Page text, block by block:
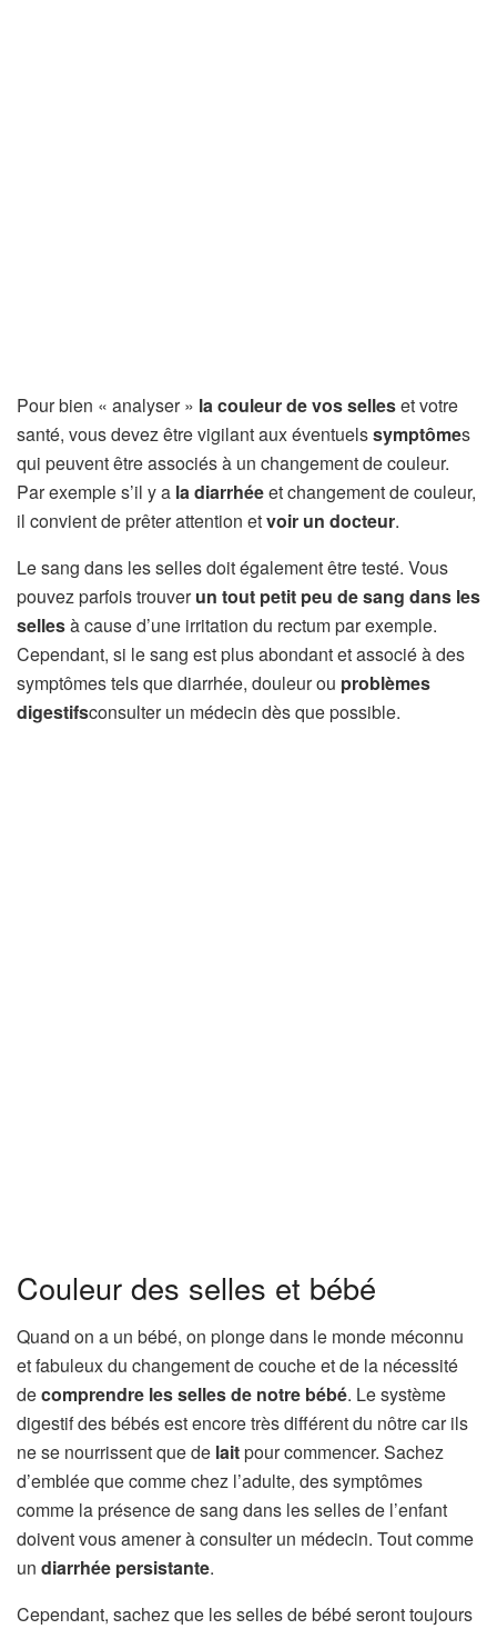
Pour bien « analyser » la couleur de vos selleset votre
santé, vous devez être vigilant aux éventuelssymptômes
qui peuvent être associés à un changement de couleur.
Par exemple s’il y a la diarrhéeet changement de couleur,
il convient de prêter attention etvoir un docteur.
Le sang dans les selles doit également être testé. Vous
pouvez parfois trouverun tout petit peu de sang dans les
sellesà cause d’une irritation du rectum par exemple.
Cependant, si le sang est plus abondant et associé à des
symptômes tels que diarrhée, douleur ou problèmes
digestifsconsulter un médecin dès que possible.
Couleur des selles et bébé
Quand on a un bébé, on plonge dans le monde méconnu
et fabuleux du changement de couche et de la nécessité
decomprendre les selles de notre bébé. Le système
digestif des bébés est encore très différent du nôtre car ils
ne se nourrissent que de laitpour commencer. Sachez
d’emblée que comme chez l’adulte, des symptômes
comme la présence de sang dans les selles de l’enfant
doivent vous amener à consulter un médecin. Tout comme
un diarrhée persistante.
Cependant, sachez que les selles de bébé seront toujours